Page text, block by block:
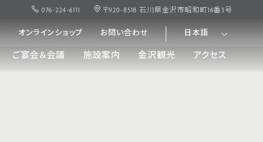
076-224-6111 〒920-8518 石川県金沢市昭和町16番3号
オンラインショップ お問い合わせ 日本語
ご宴会＆会議 施設案内 金沢観光 アクセス